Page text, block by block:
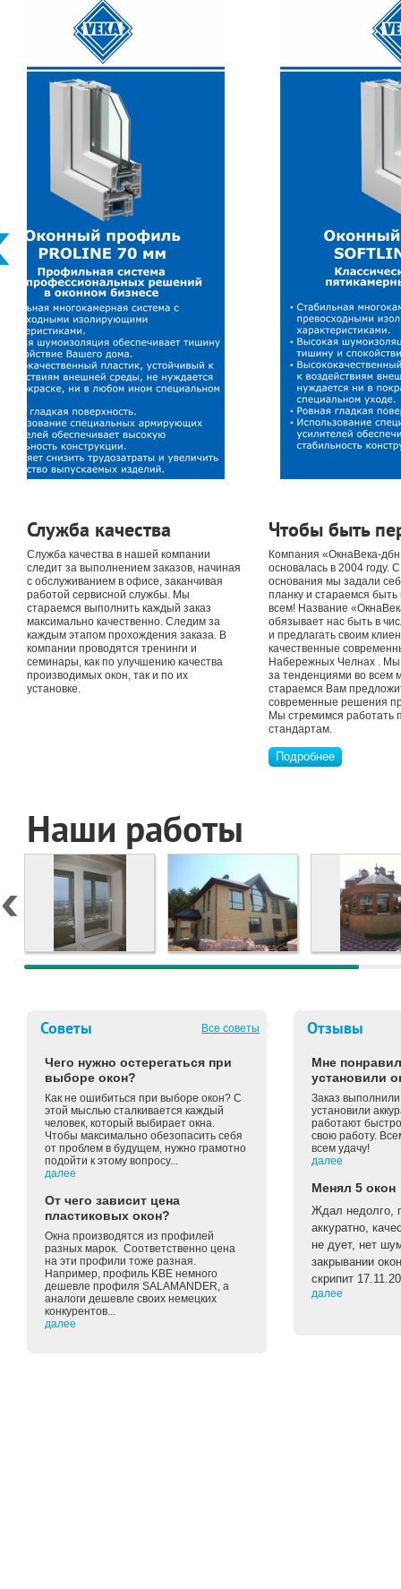
Служба качества
Служба качества в нашей компании
следит за выполнением заказов, начиная
с обслуживанием в офисе, заканчивая
работой сервисной службы. Мы
стараемся выполнить каждый заказ
максимально качественно. Следим за
каждым этапом прохождения заказа. В
компании проводятся тренинги и
семинары, как по улучшению качества
производимых окон, так и по их
установке.
Чтобы быть
Компания «ОкнаВека-
основалась в 2004 году.
основания мы задали
планку и стараемся быть
всем! Название
обязывает нас быть в
и предлагать своим
качественные
Набережных Челнах . Мы
за тенденциями во всем
стараемся Вам
современные решения
Мы стремимся работать
стандартам.
Подробнее
Наши работы
Советы Все советы
Чего нужно остерегаться при
выборе окон?
Как не ошибиться при выборе окон? С
этой мыслью сталкивается каждый
человек, который выбирает окна.
Чтобы максимально обезопасить себя
от проблем в будущем, нужно грамотно
подойти к этому вопросу...
далее
От чего зависит цена
пластиковых окон?
Окна производятся из профилей
разных марок. Соответственно цена
на эти профили тоже разная.
Например, профиль KBE немного
дешевле профиля SALAMANDER, а
аналоги дешевле своих немецких
конкурентов...
далее
Отзывы
Мне
установили
Заказ
установили
работают
свою работу.
всем удачу!
далее
Менял 5 окон
Ждал недолго,
аккуратно,
не дует, нет
закрывании
скрипит
далее